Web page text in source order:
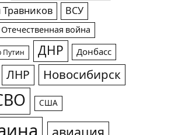
ВСУ
война
Путин ДНР Донбасс
ЛНР Новосибирск
США